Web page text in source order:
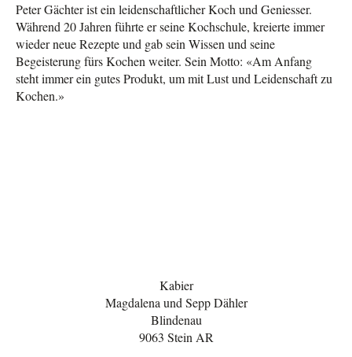
Peter Gächter ist ein leidenschaftlicher Koch und Geniesser.
Während 20 Jahren führte er seine Kochschule, kreierte immer
wieder neue Rezepte und gab sein Wissen und seine
Begeisterung fürs Kochen weiter. Sein Motto: «Am Anfang
steht immer ein gutes Produkt, um mit Lust und Leidenschaft zu
Kochen.»
Kabier
Magdalena und Sepp Dähler
Blindenau
9063 Stein AR